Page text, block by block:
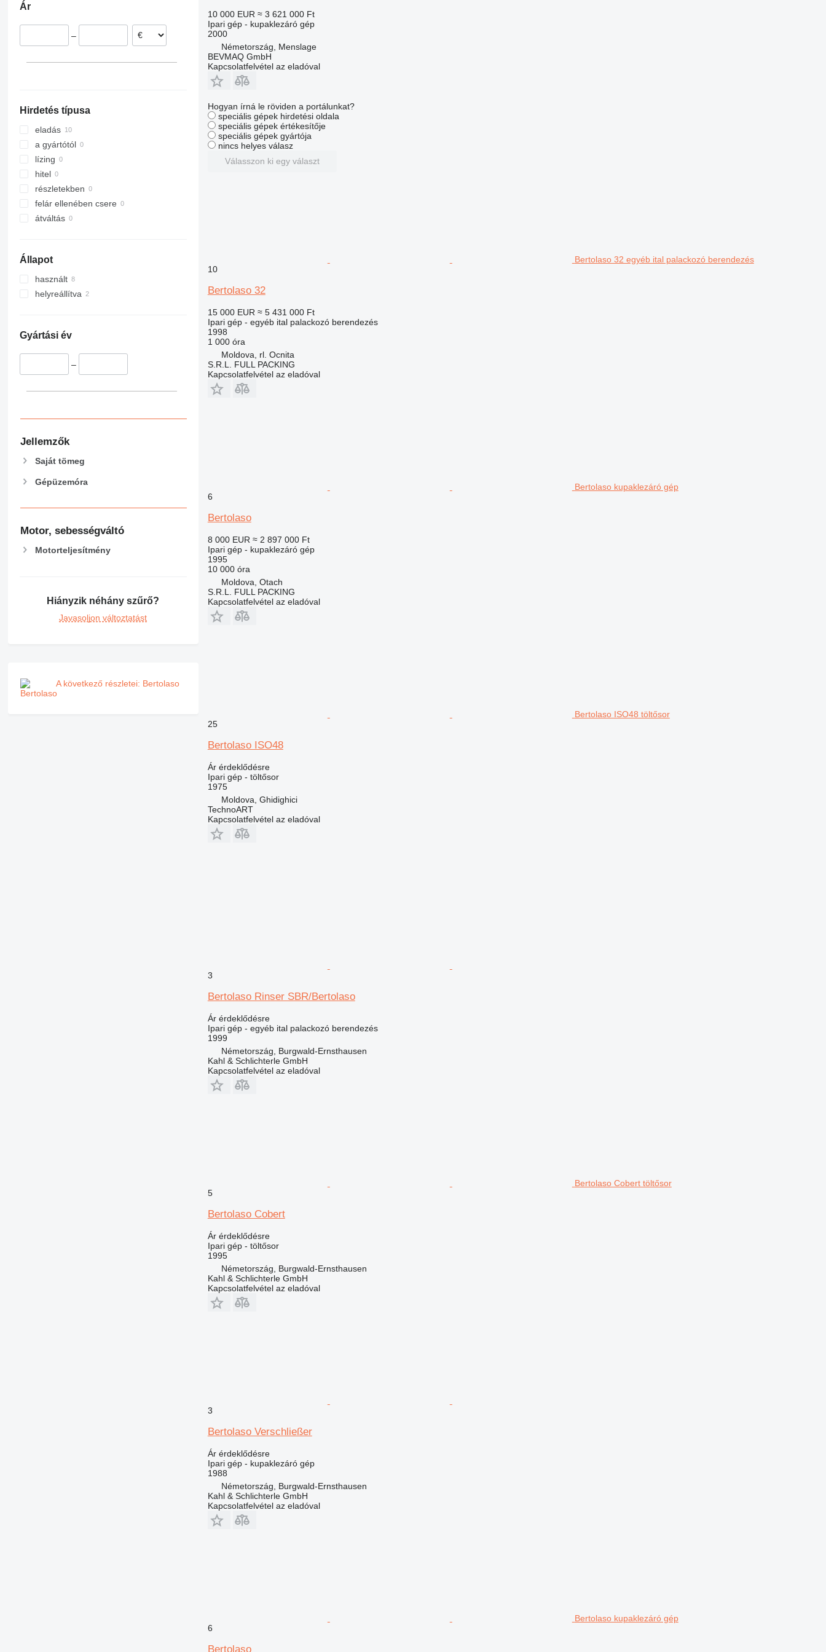
Ár
–
Hirdetés típusa
eladás
a gyártótól
lízing
hitel
részletekben
felár ellenében csere
átváltás
Állapot
használt
helyreállítva
Gyártási év
–
Jellemzők
Saját tömeg
Gépüzemóra
Motor, sebességváltó
Motorteljesítmény
Hiányzik néhány szűrő?
Javasoljon változtatást
A következő részletei: Bertolaso
10 000 EUR ≈ 3 621 000 Ft
Ipari gép - kupaklezáró gép
2000
Németország, Menslage
BEVMAQ GmbH
Kapcsolatfelvétel az eladóval
Hogyan írná le röviden a portálunkat?
speciális gépek hirdetési oldala
speciális gépek értékesítője
speciális gépek gyártója
nincs helyes válasz
Válasszon ki egy választ
Bertolaso 32 egyéb ital palackozó berendezés
10
Bertolaso 32
15 000 EUR ≈ 5 431 000 Ft
Ipari gép - egyéb ital palackozó berendezés
1998
1 000 óra
Moldova, rl. Ocnita
S.R.L. FULL PACKING
Kapcsolatfelvétel az eladóval
Bertolaso kupaklezáró gép
6
Bertolaso
8 000 EUR ≈ 2 897 000 Ft
Ipari gép - kupaklezáró gép
1995
10 000 óra
Moldova, Otach
S.R.L. FULL PACKING
Kapcsolatfelvétel az eladóval
Bertolaso ISO48 töltősor
25
Bertolaso ISO48
Ár érdeklődésre
Ipari gép - töltősor
1975
Moldova, Ghidighici
TechnoART
Kapcsolatfelvétel az eladóval
3
Bertolaso Rinser SBR/Bertolaso
Ár érdeklődésre
Ipari gép - egyéb ital palackozó berendezés
1999
Németország, Burgwald-Ernsthausen
Kahl & Schlichterle GmbH
Kapcsolatfelvétel az eladóval
Bertolaso Cobert töltősor
5
Bertolaso Cobert
Ár érdeklődésre
Ipari gép - töltősor
1995
Németország, Burgwald-Ernsthausen
Kahl & Schlichterle GmbH
Kapcsolatfelvétel az eladóval
3
Bertolaso Verschließer
Ár érdeklődésre
Ipari gép - kupaklezáró gép
1988
Németország, Burgwald-Ernsthausen
Kahl & Schlichterle GmbH
Kapcsolatfelvétel az eladóval
Bertolaso kupaklezáró gép
6
Bertolaso